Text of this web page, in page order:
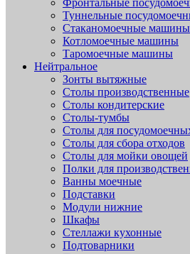
Фронтальные
Туннельные
Стаканомоечные машины
Котломоечные машины
Таромоечные машины
Нейтральное
Зонты вытяжные
Столы производственные
Столы кондитерские
Столы-тумбы
Столы для
Столы для сбора отходов
Столы для мойки овощей
Полки для
Ванны моечные
Подставки
Модули нижние
Шкафы
Стеллажи кухонные
Подтоварники